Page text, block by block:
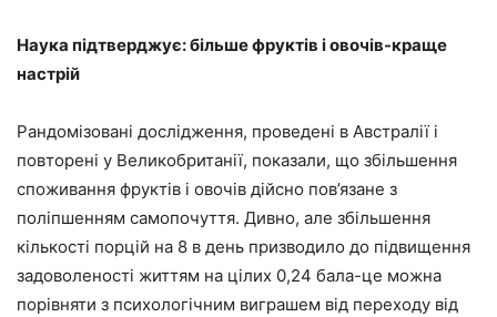
Наука підтверджує: більше фруктів і овочів-краще
настрій
Рандомізовані дослідження, проведені в Австралії і
повторені у Великобританії, показали, що збільшення
споживання фруктів і овочів дійсно пов’язане з
поліпшенням самопочуття. Дивно, але збільшення
кількості порцій на 8 в день призводило до підвищення
задоволеності життям на цілих 0,24 бала-це можна
порівняти з психологічним виграшем від переходу від